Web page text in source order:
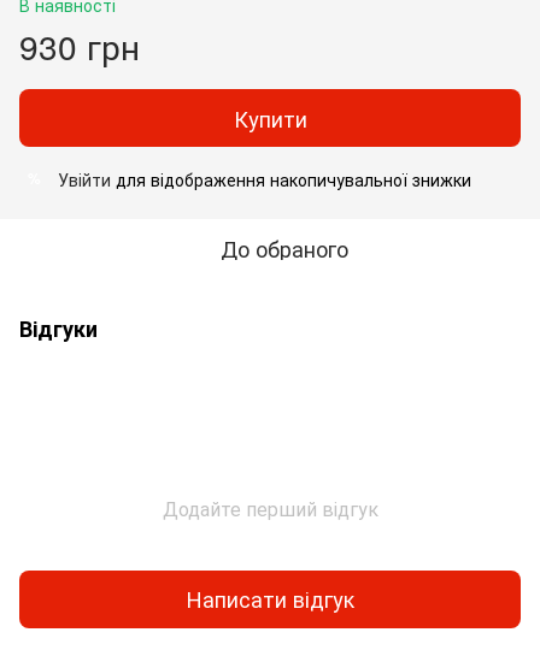
930 грн
Купити
Увійти для відображення накопичувальної знижки
До обраного
Відгуки
Додайте перший відгук
Написати відгук